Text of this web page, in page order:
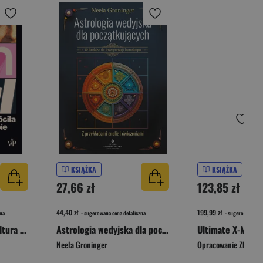
Girl on Girl. Jak popkultura zwróciła kobiety przeciw sobie
KSIĄŻKA
27,66 zł
44,40 zł - sugerowana cena detaliczna
Astrologia wedyjska dla początkujących. 10 kroków do interpretacji horoskopu
Neela Groninger
KSIĄŻKA
123,85 zł
199,99 zł - sugerowana
Ultimate X-Men.
Opracowanie